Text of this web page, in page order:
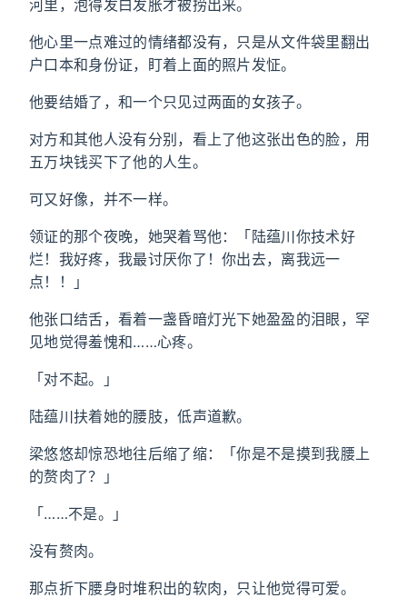
河里，泡得发白发胀才被捞出来。
他心里一点难过的情绪都没有，只是从文件袋里翻出
户口本和身份证，盯着上面的照片发怔。
他要结婚了，和一个只见过两面的女孩子。
对方和其他人没有分别，看上了他这张出色的脸，用
五万块钱买下了他的人生。
可又好像，并不一样。
领证的那个夜晚，她哭着骂他：「陆蕴川你技术好
烂！我好疼，我最讨厌你了！你出去，离我远一
点！！」
他张口结舌，看着一盏昏暗灯光下她盈盈的泪眼，罕
见地觉得羞愧和……心疼。
「对不起。」
陆蕴川扶着她的腰肢，低声道歉。
梁悠悠却惊恐地往后缩了缩：「你是不是摸到我腰上
的赘肉了？」
「……不是。」
没有赘肉。
那点折下腰身时堆积出的软肉，只让他觉得可爱。